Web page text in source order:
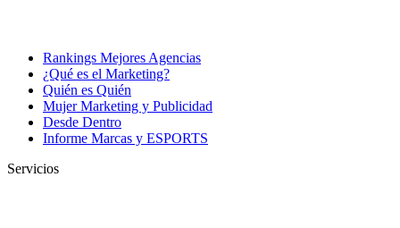
Rankings Mejores Agencias
¿Qué es el Marketing?
Quién es Quién
Mujer Marketing y Publicidad
Desde Dentro
Informe Marcas y ESPORTS
Servicios